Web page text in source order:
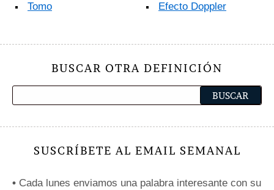
Tomo Efecto Doppler
BUSCAR OTRA DEFINICIÓN
SUSCRÍBETE AL EMAIL SEMANAL
• Cada lunes enviamos una palabra interesante con su